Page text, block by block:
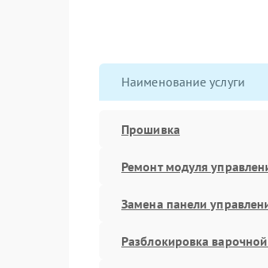
Наименование услуги
Прошивка
Ремонт модуля
Замена панели
Разблокировка